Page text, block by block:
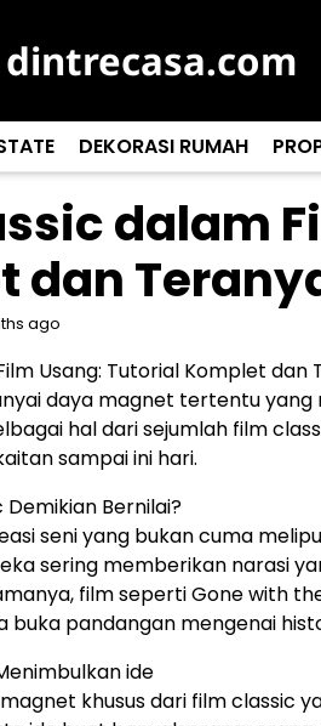
dintrecasa.com
DEKORASI RUMAH
dalam
dan
ago
Usang: Tutorial Komplet dan
daya magnet tertentu
hal dari sejumlah film
sampai ini hari.
Demikian Bernilai?
seni yang bukan cuma
sering memberikan narasi
film seperti Gone with
buka pandangan mengenai
ide
khusus dari film classic